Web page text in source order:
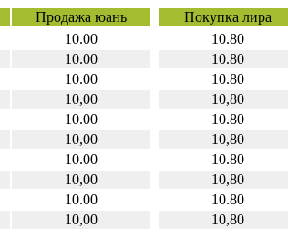
Продажа юань Покупка лира
10.00 10.80
10.00 10.80
10.00 10.80
10,00 10,80
10.00 10.80
10,00 10,80
10.00 10.80
10,00 10,80
10.00 10.80
10,00 10,80